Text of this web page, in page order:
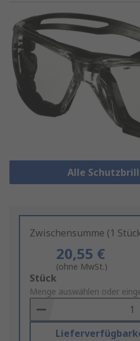
Alle
Zwischensumme (1
20,55 €
(ohne MwSt.)
Add
to
Basket
Stück
Menge auswählen oder